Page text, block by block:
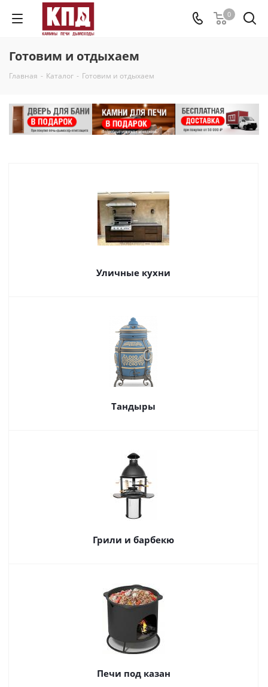
0
Готовим и отдыхаем
Главная - Каталог - Готовим и отдыхаем
Уличные кухни
Тандыры
Грили и барбекю
Печи под казан